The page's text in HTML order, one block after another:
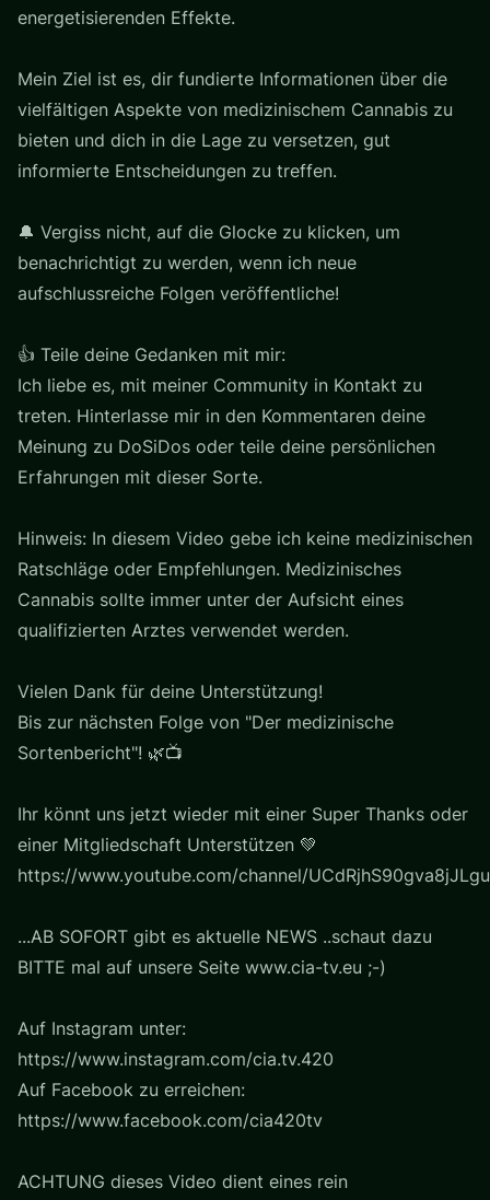
energetisierenden Effekte.
Mein Ziel ist es, dir fundierte Informationen über die
vielfältigen Aspekte von medizinischem Cannabis zu
bieten und dich in die Lage zu versetzen, gut
informierte Entscheidungen zu treffen.
🔔 Vergiss nicht, auf die Glocke zu klicken, um
benachrichtigt zu werden, wenn ich neue
aufschlussreiche Folgen veröffentliche!
👍 Teile deine Gedanken mit mir:
Ich liebe es, mit meiner Community in Kontakt zu
treten. Hinterlasse mir in den Kommentaren deine
Meinung zu DoSiDos oder teile deine persönlichen
Erfahrungen mit dieser Sorte.
Hinweis: In diesem Video gebe ich keine medizinischen
Ratschläge oder Empfehlungen. Medizinisches
Cannabis sollte immer unter der Aufsicht eines
qualifizierten Arztes verwendet werden.
Vielen Dank für deine Unterstützung!
Bis zur nächsten Folge von "Der medizinische
Sortenbericht"! 🌿📺
Ihr könnt uns jetzt wieder mit einer Super Thanks oder
einer Mitgliedschaft Unterstützen 💚
https://www.youtube.com/channel/
...AB SOFORT gibt es aktuelle NEWS ..schaut dazu
BITTE mal auf unsere Seite www.cia-tv.eu ;-)
Auf Instagram unter:
https://www.instagram.com/cia.tv.420
Auf Facebook zu erreichen:
https://www.facebook.com/cia420tv
ACHTUNG dieses Video dient eines rein